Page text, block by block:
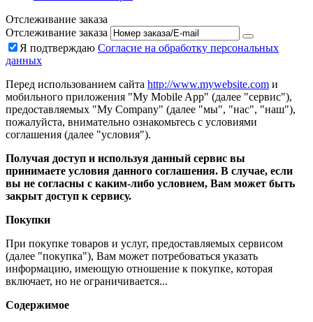
Отслеживание заказа
Отслеживание заказа
Я подтверждаю Согласие на обработку персональных
данных
Перед использованием сайта http://www.mywebsite.com и
мобильного приложения "My Mobile App" (далее "сервис"),
предоставляемых "My Company" (далее "мы", "нас", "наш"),
пожалуйста, внимательно ознакомьтесь с условиями
соглашения (далее "условия").
Получая доступ и используя данный сервис вы
принимаете условия данного соглашения. В случае, если
вы не согласны с каким-либо условием, Вам может быть
закрыт доступ к сервису.
Покупки
При покупке товаров и услуг, предоставляемых сервисом
(далее "покупка"), Вам может потребоваться указать
информацию, имеющую отношение к покупке, которая
включает, но не ограничивается...
Содержимое